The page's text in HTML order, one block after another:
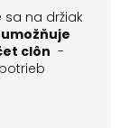
na držiak
umožňuje
clôn -